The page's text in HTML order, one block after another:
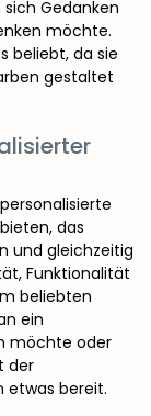
sich Gedanken
möchte.
beliebt, da sie
gestaltet
das
und gleichzeitig
Funktionalität
beliebten
ein
möchte oder
der
etwas bereit.